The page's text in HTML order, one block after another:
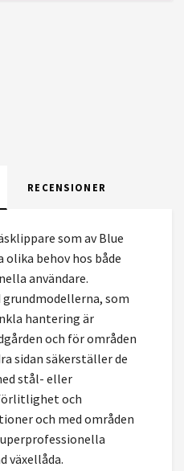
RECENSIONER
som av Blue
behov hos både
användare.
som
hantering är
och för områden
sidan säkerställer de
stål- eller
och
och med områden
växellåda.